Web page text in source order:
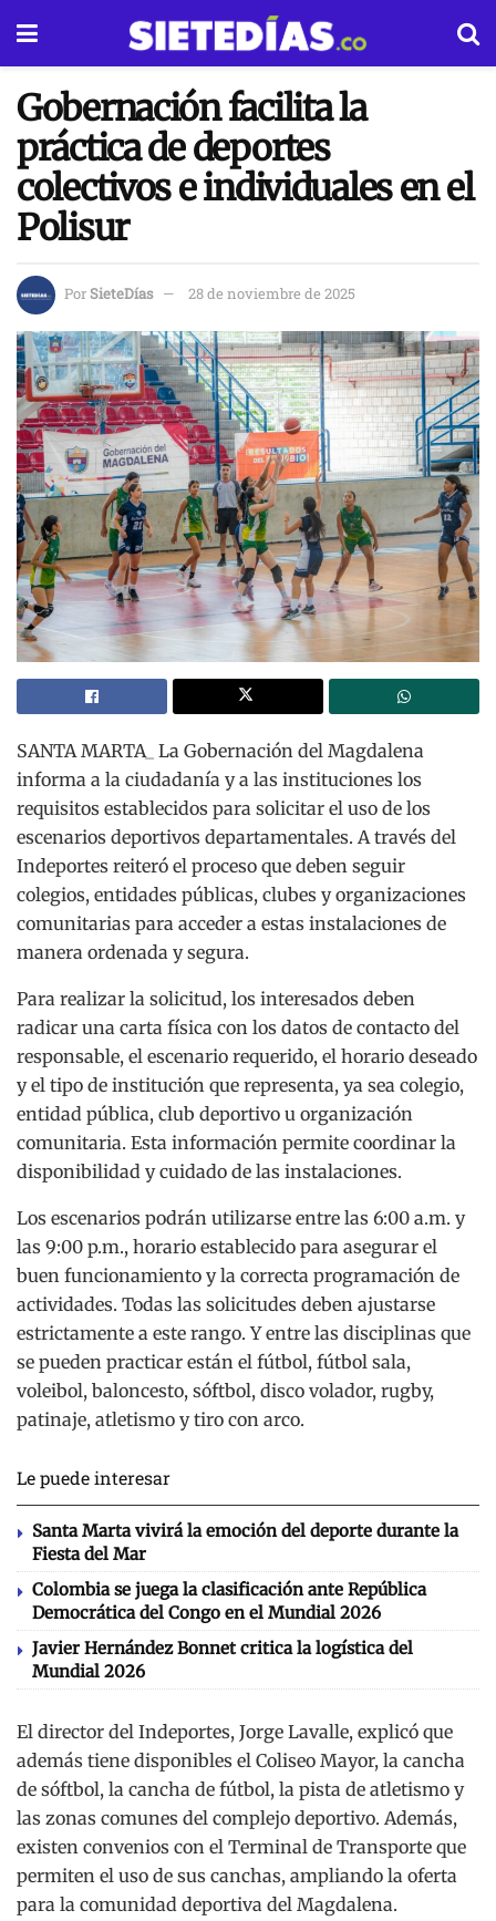
Gobernación facilita la
práctica de deportes
colectivos e individuales en el
Polisur
PorSieteDías 28 de noviembre de 2025
SANTA MARTA_ La Gobernación del Magdalena
informa a la ciudadanía y a las instituciones los
requisitos establecidos para solicitar el uso de los
escenarios deportivos departamentales. A través del
Indeportes reiteró el proceso que deben seguir
colegios, entidades públicas, clubes y organizaciones
comunitarias para acceder a estas instalaciones de
manera ordenada y segura.
Para realizar la solicitud, los interesados deben
radicar una carta física con los datos de contacto del
responsable, el escenario requerido, el horario deseado
y el tipo de institución que representa, ya sea colegio,
entidad pública, club deportivo u organización
comunitaria. Esta información permite coordinar la
disponibilidad y cuidado de las instalaciones.
Los escenarios podrán utilizarse entre las 6:00 a.m. y
las 9:00 p.m., horario establecido para asegurar el
buen funcionamiento y la correcta programación de
actividades. Todas las solicitudes deben ajustarse
estrictamente a este rango. Y entre las disciplinas que
se pueden practicar están el fútbol, fútbol sala,
voleibol, baloncesto, sóftbol, disco volador, rugby,
patinaje, atletismo y tiro con arco.
Le puede interesar
Santa Marta vivirá la emoción del deporte durante la
Fiesta del Mar
Colombia se juega la clasificación ante República
Democrática del Congo en el Mundial 2026
Javier Hernández Bonnet critica la logística del
Mundial 2026
El director del Indeportes, Jorge Lavalle, explicó que
además tiene disponibles el Coliseo Mayor, la cancha
de sóftbol, la cancha de fútbol, la pista de atletismo y
las zonas comunes del complejo deportivo. Además,
existen convenios con el Terminal de Transporte que
permiten el uso de sus canchas, ampliando la oferta
para la comunidad deportiva del Magdalena.